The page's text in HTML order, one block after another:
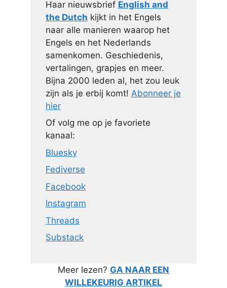
Haar nieuwsbrief English and
the Dutch kijkt in het Engels
naar alle manieren waarop het
Engels en het Nederlands
samenkomen. Geschiedenis,
vertalingen, grapjes en meer.
Bijna 2000 leden al, het zou leuk
zijn als je erbij komt! Abonneer je
hier
Of volg me op je favoriete
kanaal:
Bluesky
Fediverse
Facebook
Instagram
Threads
Substack
Meer lezen? GA NAAR EEN
WILLEKEURIG ARTIKEL